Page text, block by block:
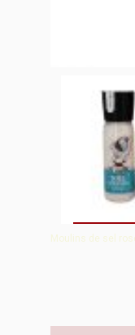
Moulins de sel